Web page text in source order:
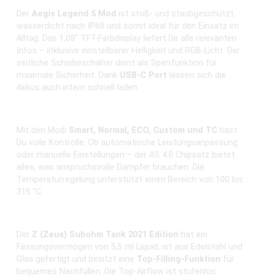
Der Aegis Legend 5 Mod ist stoß- und staubgeschützt,
wasserdicht nach IP68 und somit ideal für den Einsatz im
Alltag. Das 1,08" TFT-Farbdisplay liefert Dir alle relevanten
Infos – inklusive einstellbarer Helligkeit und RGB-Licht. Der
seitliche Schiebeschalter dient als Sperrfunktion für
maximale Sicherheit. Dank USB-C Port lassen sich die
Akkus auch intern schnell laden.
Mit den Modi Smart, Normal, ECO, Custom und TC hast
Du volle Kontrolle. Ob automatische Leistungsanpassung
oder manuelle Einstellungen – der AS 4.0 Chipsatz bietet
alles, was anspruchsvolle Dampfer brauchen. Die
Temperaturregelung unterstützt einen Bereich von 100 bis
315 °C.
Der Z (Zeus) Subohm Tank 2021 Edition hat ein
Fassungsvermögen von 5,5 ml Liquid, ist aus Edelstahl und
Glas gefertigt und besitzt eine Top-Filling-Funktion für
bequemes Nachfüllen. Die Top-Airflow ist stufenlos